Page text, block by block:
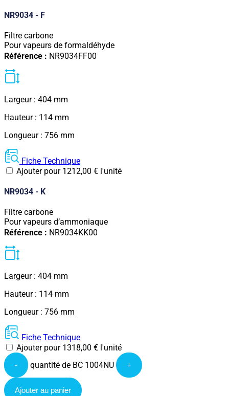
NR9034 - F
Filtre carbone
Pour vapeurs de formaldéhyde
Référence : NR9034FF00
Largeur : 404 mm
Hauteur : 114 mm
Longueur : 756 mm
Fiche Technique
Ajouter pour 1212,00 € l'unité
NR9034 - K
Filtre carbone
Pour vapeurs d’ammoniaque
Référence : NR9034KK00
Largeur : 404 mm
Hauteur : 114 mm
Longueur : 756 mm
Fiche Technique
Ajouter pour 1318,00 € l'unité
- quantité de BC 1004NU +
Ajouter au panier